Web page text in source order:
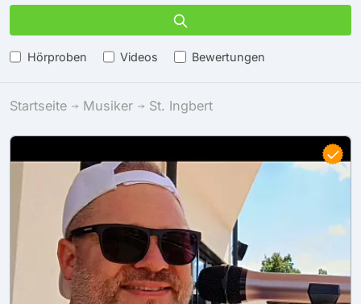
Hörproben Videos Bewertungen
Startseite Musiker St. Ingbert